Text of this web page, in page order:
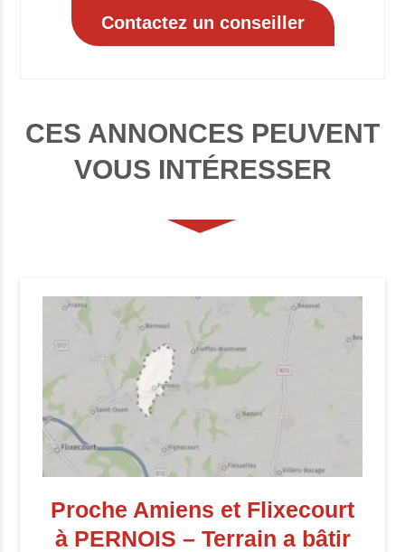
CES ANNONCES PEUVENT
VOUS INTÉRESSER
Proche Amiens et Flixecourt
à PERNOIS – Terrain a bâtir